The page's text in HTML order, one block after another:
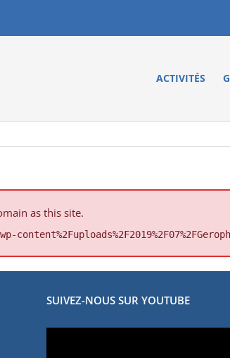
ACTIVITÉS
as this site.
SUIVEZ-NOUS SUR YOUTUBE